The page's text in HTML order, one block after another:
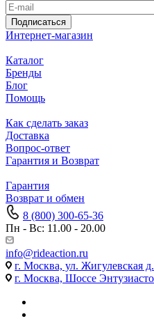
Подписаться
Интернет-магазин
Каталог
Бренды
Блог
Помощь
Как сделать заказ
Доставка
Вопрос-ответ
Гарантия и Возврат
Гарантия
Возврат и обмен
8 (800) 300-65-36
Пн - Вс: 11.00 - 20.00
info@rideaction.ru
г. Москва, ул. Жигулевская
г. Москва, Шоссе